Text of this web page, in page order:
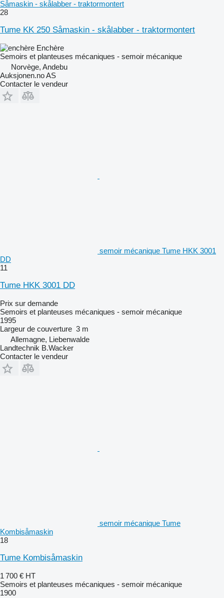
Såmaskin - skålabber - traktormontert
28
Tume KK 250 Såmaskin - skålabber - traktormontert
Enchère
Semoirs et planteuses mécaniques - semoir mécanique
Norvège, Andebu
Auksjonen.no AS
Contacter le vendeur
semoir mécanique Tume HKK 3001
DD
11
Tume HKK 3001 DD
Prix sur demande
Semoirs et planteuses mécaniques - semoir mécanique
1995
Largeur de couverture 3 m
Allemagne, Liebenwalde
Landtechnik B.Wacker
Contacter le vendeur
semoir mécanique Tume
Kombisåmaskin
18
Tume Kombisåmaskin
1 700 € HT
Semoirs et planteuses mécaniques - semoir mécanique
1900